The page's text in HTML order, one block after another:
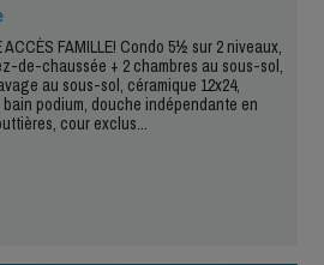
ACCÈS FAMILLE! Condo 5½ sur 2 niveaux,
de-chaussée + 2 chambres au sous-sol,
au sous-sol, céramique 12x24,
podium, douche indépendante en
cour exclus...